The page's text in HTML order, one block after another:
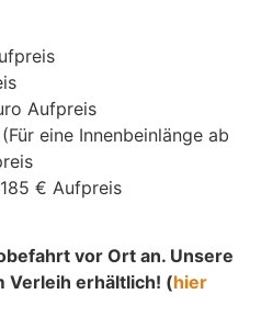
Aufpreis
eine Innenbeinlänge ab
€ Aufpreis
vor Ort an. Unsere
Verleih erhältlich! (hier